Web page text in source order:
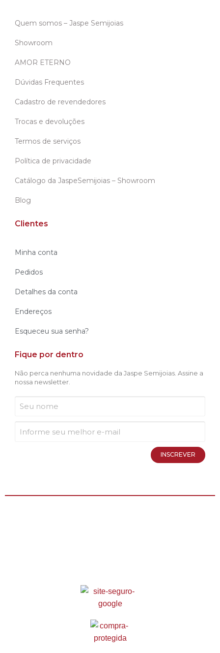
Quem somos – Jaspe Semijoias
Showroom
AMOR ETERNO
Dúvidas Frequentes
Cadastro de revendedores
Trocas e devoluções
Termos de serviços
Política de privacidade
Catálogo da JaspeSemijoias – Showroom
Blog
Clientes
Minha conta
Pedidos
Detalhes da conta
Endereços
Esqueceu sua senha?
Fique por dentro
Não perca nenhuma novidade da Jaspe Semijoias. Assine a
nossa newsletter.
INSCREVER